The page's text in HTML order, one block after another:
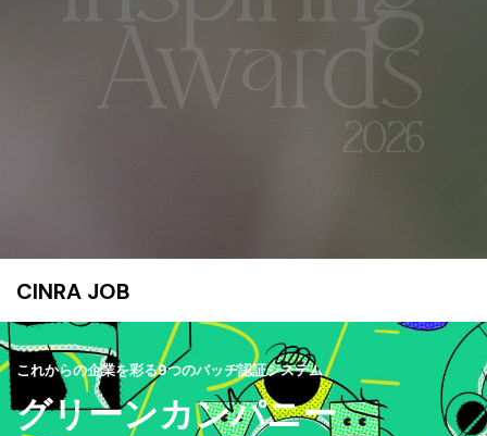
CINRA JOB
これからの企業を彩る9つのバッヂ認証システム
グリーンカンパニー